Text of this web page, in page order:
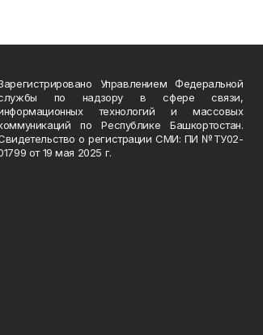
Управлением Федеральной
по надзору в сфере связи,
технологий и массовых
по Республике Башкортостан.
о регистрации СМИ: ПИ №ТУ02-
от 19 мая 2025 г.